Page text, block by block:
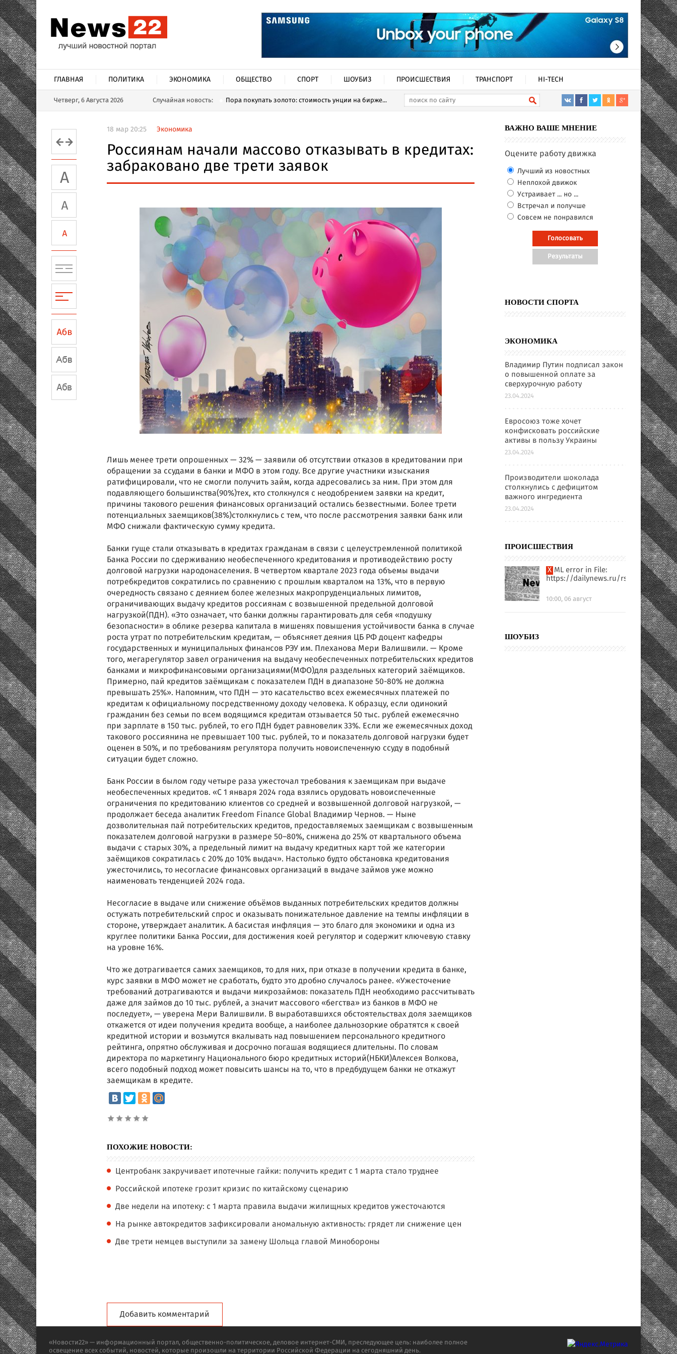
ГЛАВНАЯ ПОЛИТИКА ЭКОНОМИКА ОБЩЕСТВО СПОРТ ШОУБИЗ ПРОИСШЕСТВИЯ ТРАНСПОРТ HI-TECH
Четверг, 6 Августа 2026 Случайная новость: Пора покупать золото: стоимость унции на бирже...
18 мар 20:25 Экономика
Россиянам начали массово отказывать в кредитах:
забраковано две трети заявок
Лишь менее трети опрошенных — 32% — заявили об отсутствии отказов в кредитовании при
обращении за ссудами в банки и МФО в этом году. Все другие участники изыскания
ратифицировали, что не смогли получить займ, когда адресовались за ним. При этом для
подавляющего большинства(90%)тех, кто столкнулся с неодобрением заявки на кредит,
причины такового решения финансовых организаций остались безвестными. Более трети
потенциальных заемщиков(38%)столкнулись с тем, что после рассмотрения заявки банк или
МФО снижали фактическую сумму кредита.
Банки гуще стали отказывать в кредитах гражданам в связи с целеустремленной политикой
Банка России по сдерживанию необеспеченного кредитования и противодействию росту
долговой нагрузки народонаселения. В четвертом квартале 2023 года объемы выдачи
потребкредитов сократились по сравнению с прошлым кварталом на 13%, что в первую
очередность связано с деянием более железных макропруденциальных лимитов,
ограничивающих выдачу кредитов россиянам с возвышенной предельной долговой
нагрузкой(ПДН). «Это означает, что банки должны гарантировать для себя «подушку
безопасности» в облике резерва капитала в мишенях повышения устойчивости банка в случае
роста утрат по потребительским кредитам, — объясняет деяния ЦБ РФ доцент кафедры
государственных и муниципальных финансов РЭУ им. Плеханова Мери Валишвили. — Кроме
того, мегарегулятор завел ограничения на выдачу необеспеченных потребительских кредитов
банками и микрофинансовыми организациями(МФО)для раздельных категорий заёмщиков.
Примерно, пай кредитов заёмщикам с показателем ПДН в диапазоне 50-80% не должна
превышать 25%». Напомним, что ПДН — это касательство всех ежемесячных платежей по
кредитам к официальному посредственному доходу человека. К образцу, если одинокий
гражданин без семьи по всем водящимся кредитам отзывается 50 тыс. рублей ежемесячно
при зарплате в 150 тыс. рублей, то его ПДН будет равновелик 33%. Если же ежемесячных доход
такового россиянина не превышает 100 тыс. рублей, то и показатель долговой нагрузки будет
оценен в 50%, и по требованиям регулятора получить новоиспеченную ссуду в подобный
ситуации будет сложно.
Банк России в былом году четыре раза ужесточал требования к заемщикам при выдаче
необеспеченных кредитов. «С 1 января 2024 года взялись орудовать новоиспеченные
ограничения по кредитованию клиентов со средней и возвышенной долговой нагрузкой, —
продолжает беседа аналитик Freedom Finance Global Владимир Чернов. — Ныне
дозволительная пай потребительских кредитов, предоставляемых заемщикам с возвышенным
показателем долговой нагрузки в размере 50–80%, снижена до 25% от квартального объема
выдачи с старых 30%, а предельный лимит на выдачу кредитных карт той же категории
заёмщиков сократилась с 20% до 10% выдач». Настолько будто обстановка кредитования
ужесточились, то несогласие финансовых организаций в выдаче займов уже можно
наименовать тенденцией 2024 года.
Несогласие в выдаче или снижение объёмов выданных потребительских кредитов должны
остужать потребительский спрос и оказывать понижательное давление на темпы инфляции в
стороне, утверждает аналитик. А басистая инфляция — это благо для экономики и одна из
круглее политики Банка России, для достижения коей регулятор и содержит ключевую ставку
на уровне 16%.
Что же дотрагивается самих заемщиков, то для них, при отказе в получении кредита в банке,
курс заявки в МФО может не сработать, будто это дробно случалось ранее. «Ужесточение
требований дотрагиваются и выдачи микрозаймов: показатель ПДН необходимо рассчитывать
даже для займов до 10 тыс. рублей, а значит массового «бегства» из банков в МФО не
последует», — уверена Мери Валишвили. В выработавшихся обстоятельствах доля заемщиков
откажется от идеи получения кредита вообще, а наиболее дальнозоркие обратятся к своей
кредитной истории и возьмутся вкалывать над повышением персонального кредитного
рейтинга, опрятно обслуживая и досрочно погашая водящиеся длительны. По словам
директора по маркетингу Национального бюро кредитных историй(НБКИ)Алексея Волкова,
всего подобный подход может повысить шансы на то, что в предбудущем банки не откажут
заемщикам в кредите.
ПОХОЖИЕ НОВОСТИ:
Центробанк закручивает ипотечные гайки: получить кредит с 1 марта стало труднее
Российской ипотеке грозит кризис по китайскому сценарию
Две недели на ипотеку: с 1 марта правила выдачи жилищных кредитов ужесточаются
На рынке автокредитов зафиксировали аномальную активность: грядет ли снижение цен
Две трети немцев выступили за замену Шольца главой Минобороны
Добавить комментарий
ВАЖНО ВАШЕ МНЕНИЕ
Оцените работу движка
Лучший из новостных
Неплохой движок
Устраивает ... но ...
Встречал и получше
Совсем не понравился
НОВОСТИ СПОРТА
ЭКОНОМИКА
Владимир Путин подписал закон
о повышенной оплате за
сверхурочную работу
23.04.2024
Евросоюз тоже хочет
конфисковать российские
активы в пользу Украины
23.04.2024
Производители шоколада
столкнулись с дефицитом
важного ингредиента
23.04.2024
ПРОИСШЕСТВИЯ
XML error in File:
https://dailynews.ru/rssfull.xml
10:00, 06 август
ШОУБИЗ
«Новости22» — информационный портал, общественно-политическое, деловое интернет-СМИ, преследующее цель: наиболее полное
освещение всех событий, новостей, которые произошли на территории Российской Федерации на сегодняшний день.